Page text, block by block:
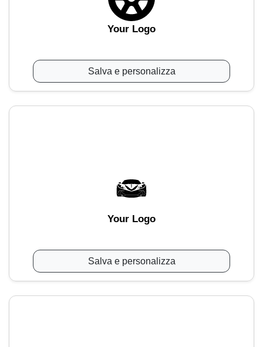
Your Logo
Salva e personalizza
Your Logo
Salva e personalizza